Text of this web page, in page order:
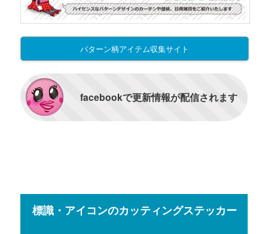
パターン柄アイテム収集サイト
facebookで更新情報が配信されます
標識・アイコンのカッティングステッカー